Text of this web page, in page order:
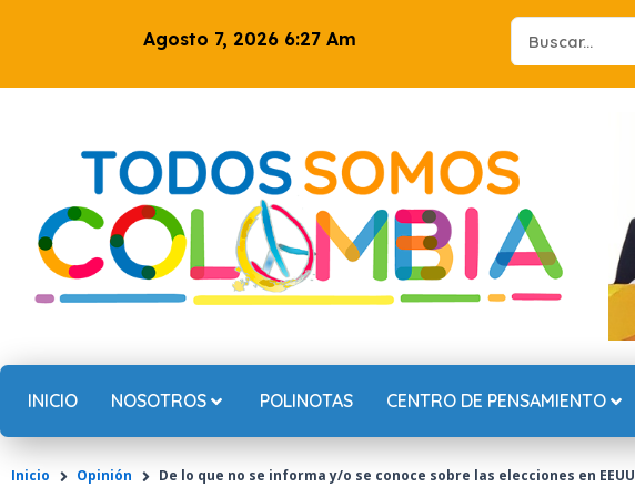
Agosto 7, 2026 6:27 Am
Search
...
INICIO NOSOTROS POLINOTAS CENTRO DE PENSAMIENTO
Inicio Opinión De lo que no se informa y/o se conoce sobre las elecciones en EEUU